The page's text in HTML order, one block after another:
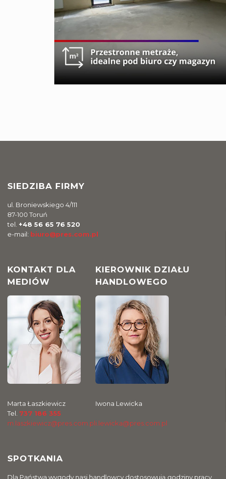
SIEDZIBA FIRMY
ul. Broniewskiego 4/111
87-100 Toruń
tel. +48 56 65 76 520
e-mail: biuro@pres.com.pl
KONTAKT DLA
MEDIÓW
Marta Łaszkiewicz
Tel. 737 186 355
m.laszkiewicz@pres.com.pl
KIEROWNIK DZIAŁU
HANDLOWEGO
Iwona Lewicka
i.lewicka@pres.com.pl
SPOTKANIA
Dla Państwa wygody nasi handlowcy dostosowują godziny pracy